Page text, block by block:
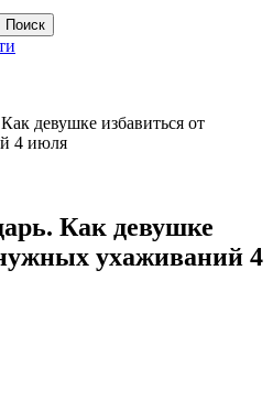
девушке избавиться от
4 июля
Как девушке
ухаживаний 4